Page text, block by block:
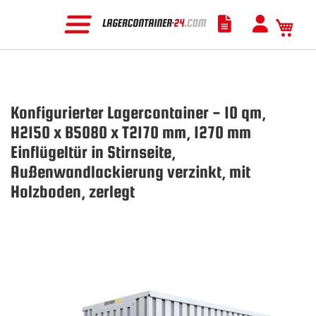
Konfigurierter Lagercontainer - 10 qm,
H2150 x B5080 x T2170 mm, 1270 mm
Einflügeltür in Stirnseite,
Außenwandlackierung verzinkt, mit
Holzboden, zerlegt